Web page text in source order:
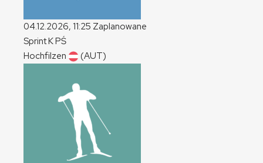
04.12.2026, 11:25 Zaplanowane
SprintKPŚ
Hochfilzen
(AUT)